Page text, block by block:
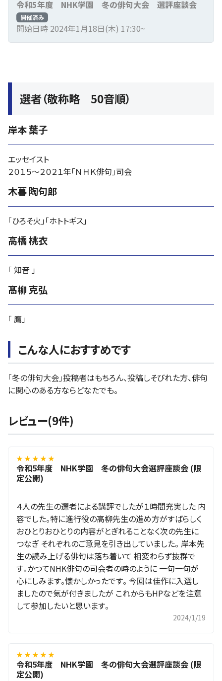
令和5年度 NHK学園 冬の俳句大会 選評座談会
開催済み
開始日時 2024年1月18日(木) 17:30~
選者（敬称略 50音順）
岸本 葉子
エッセイスト
２０１５〜２０２１年「ＮＨＫ俳句」司会
木暮 陶句郎
「ひろそ火」「ホトトギス」
高橋 桃衣
「 知音 」
髙柳 克弘
「 鷹」
こんな人におすすめです
「冬の俳句大会」投稿者はもちろん、投稿しそびれた方、俳句
に関心のある方ならどなたでも。
レビュー(9件)
★ ★ ★ ★ ★
令和5年度 NHK学園 冬の俳句大会選評座談会 (限
定公開)
４人の先生の選者による講評でしたが１時間充実した 内
容でした。特に進行役の高柳先生の進め方がすばらしく
おひとりおひとりの内容がとぎれることなく次の先生に
つなぎ それぞれのご意見を引き出していました。 岸本先
生の読み上げる俳句は落ち着いて 相変わらず抜群で
す。かつてNHK俳句の司会者の時のように 一句一句が
心にしみます。懐かしかったです。 今回は佳作に入選し
ましたので気が付きましたが これからもHPなどを注意
して参加したいと思います。
2024/1/19
★ ★ ★ ★ ★
令和5年度 NHK学園 冬の俳句大会選評座談会 (限
定公開)